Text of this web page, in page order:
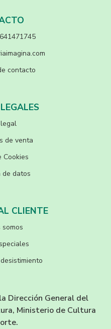
contacto
de venta
Cookies
de datos
CLIENTE
somos
Dirección General del
Ministerio de Cultura